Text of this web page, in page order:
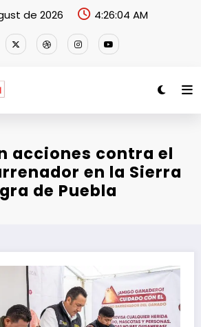
de 2026 4:26:04 AM
acciones contra el
en la Sierra
de Puebla